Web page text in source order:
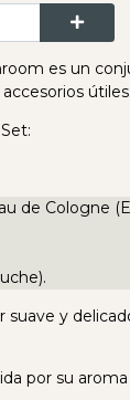
es un
de Cologne
suave y
por su